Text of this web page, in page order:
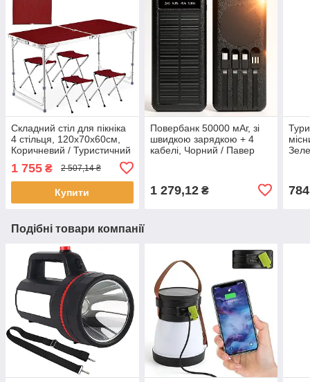
Складний стіл для пікніка
4 стільця, 120х70х60см,
Коричневий / Туристичний
стіл розкладний / Стіл для
кемпінгу
1 755 ₴ 2 507,14 ₴
Купити
Повербанк 50000 мАг, зі
швидкою зарядкою + 4
кабелі, Чорний / Павер
1 279,12₴
Подібні товари компанії